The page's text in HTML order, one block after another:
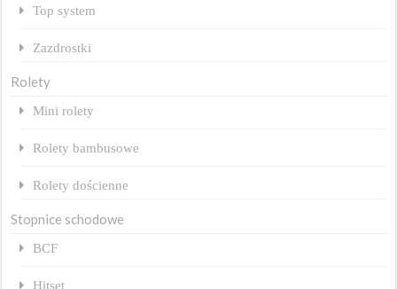
Top system
Zazdrostki
Rolety
Mini rolety
Rolety bambusowe
Rolety dościenne
Stopnice schodowe
BCF
Hitset